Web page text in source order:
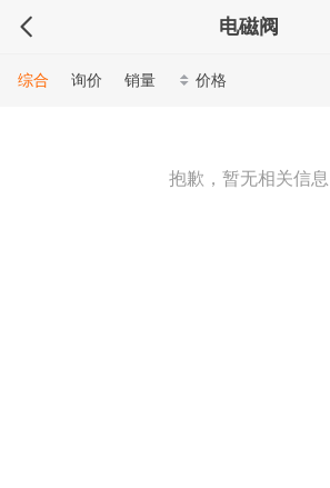
电磁阀
综合 询价 销量 价格
抱歉，暂无相关信息